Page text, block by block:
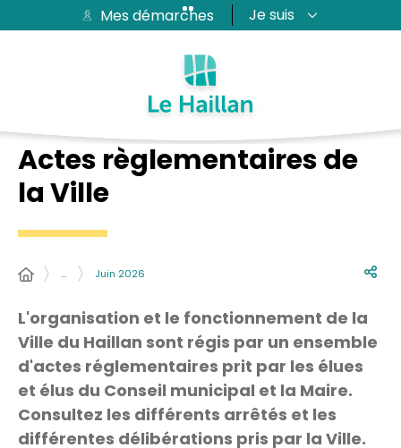
Aide et accessibilité
Passer au menu
Passer au contenuMes démarches Je suis
Actes règlementaires de
la Ville
… Juin 2026
L'organisation et le fonctionnement de la
Ville du Haillan sont régis par un ensemble
d'actes réglementaires prit par les élues
et élus du Conseil municipal et la Maire.
Consultez les différents arrêtés et les
différentes délibérations pris par la Ville.